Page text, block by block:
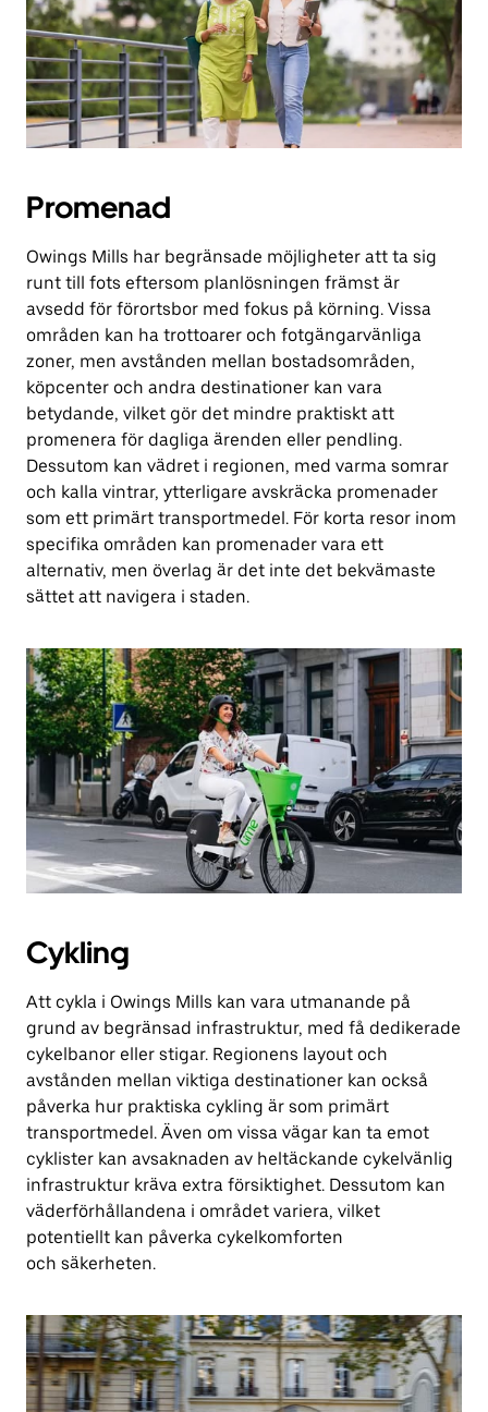
Promenad
Owings Mills har begränsade möjligheter att ta sig
runt till fots eftersom planlösningen främst är
avsedd för förortsbor med fokus på körning. Vissa
områden kan ha trottoarer och fotgängarvänliga
zoner, men avstånden mellan bostadsområden,
köpcenter och andra destinationer kan vara
betydande, vilket gör det mindre praktiskt att
promenera för dagliga ärenden eller pendling.
Dessutom kan vädret i regionen, med varma somrar
och kalla vintrar, ytterligare avskräcka promenader
som ett primärt transportmedel. För korta resor inom
specifika områden kan promenader vara ett
alternativ, men överlag är det inte det bekvämaste
sättet att navigera i staden.
Cykling
Att cykla i Owings Mills kan vara utmanande på
grund av begränsad infrastruktur, med få dedikerade
cykelbanor eller stigar. Regionens layout och
avstånden mellan viktiga destinationer kan också
påverka hur praktiska cykling är som primärt
transportmedel. Även om vissa vägar kan ta emot
cyklister kan avsaknaden av heltäckande cykelvänlig
infrastruktur kräva extra försiktighet. Dessutom kan
väderförhållandena i området variera, vilket
potentiellt kan påverka cykelkomforten
och säkerheten.